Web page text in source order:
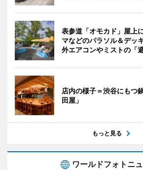
表参道「オモカド」屋上
マなどのパラソル＆デッ
外エアコンやミストの「
店内の様子＝渋谷にもつ
田屋」
もっと見る
ワールドフォトニ